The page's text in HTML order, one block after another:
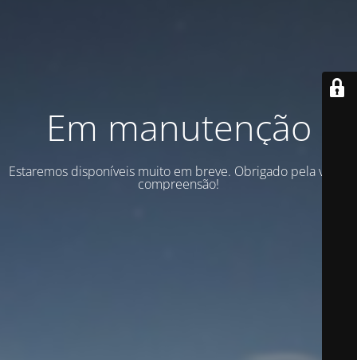
Em manutenção
Estaremos disponíveis muito em breve. Obrigado pela vossa
compreensão!